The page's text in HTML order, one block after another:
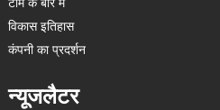
टीम के बारे में
विकास इतिहास
कंपनी का प्रदर्शन
न्यूजलैटर